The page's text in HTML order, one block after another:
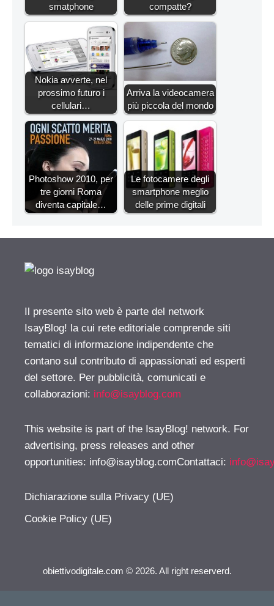
smatphone
compatte?
Nokia avverte, nel
prossimo futuro i
cellulari…
Arriva la videocamera
più piccola del mondo
Photoshow 2010, per
tre giorni Roma
diventa capitale…
Le fotocamere degli
smartphone meglio
delle prime digitali
Il presente sito web è parte del network
IsayBlog! la cui rete editoriale comprende siti
tematici di informazione indipendente che
contano sul contributo di appassionati ed esperti
del settore. Per pubblicità, comunicati e
collaborazioni: info@isayblog.com
This website is part of the IsayBlog! network. For
advertising, press releases and other
opportunities: info@isayblog.comContattaci:
Dichiarazione sulla Privacy (UE)
Cookie Policy (UE)
obiettivodigitale.com © 2026. All right reserverd.